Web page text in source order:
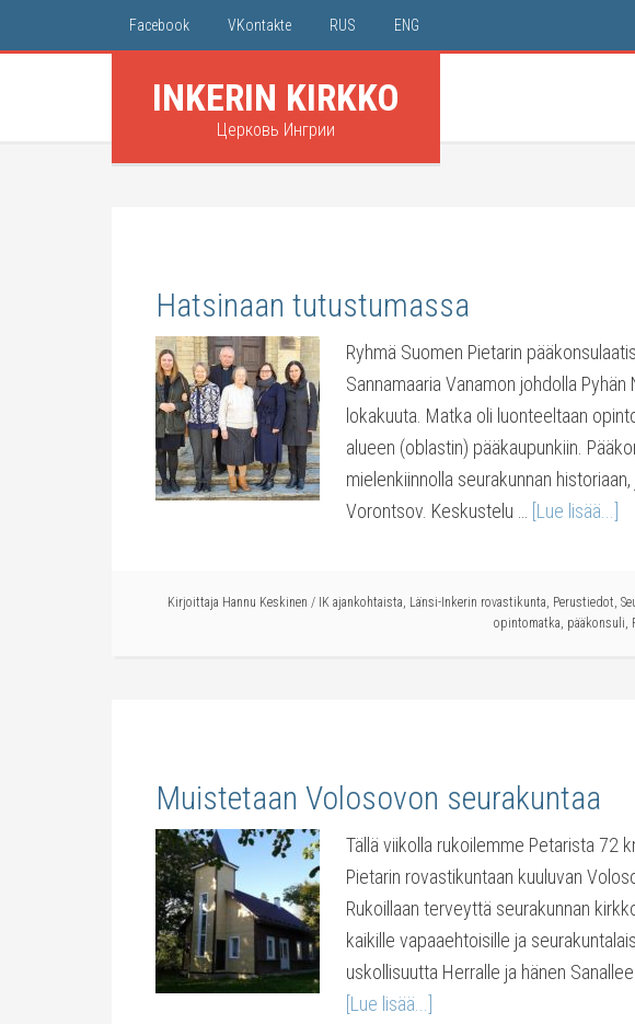
Facebook VKontakte RUS ENG
INKERIN KIRKKO
Церковь Ингрии
Hatsinaan tutustumassa
Ryhmä Suomen Pietarin
Sannamaaria Vanamon johdolla
lokakuuta. Matka oli luonteeltaan
alueen (oblastin) pääkaupunkiin.
mielenkiinnolla seurakunnan
Vorontsov. Keskustelu …
[Lue lisää...]
Kirjoittaja Hannu Keskinen / IK ajankohtaista, Länsi-Inkerin rovastikunta, Perustiedot,
opintomatka, pääkonsuli,
Muistetaan Volosovon seurakuntaa
Tällä viikolla rukoilemme Petarista 72
Pietarin rovastikuntaan kuuluvan
Rukoillaan terveyttä seurakunnan
kaikille vapaaehtoisille ja
uskollisuutta Herralle ja hänen
[Lue lisää...]